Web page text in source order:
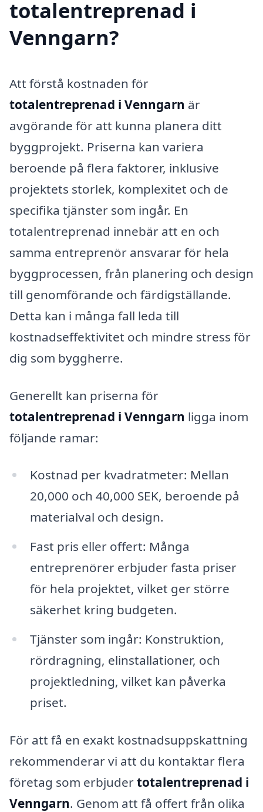
totalentreprenad i
Venngarn?
Att förstå kostnaden för
totalentreprenad i Venngarn är
avgörande för att kunna planera ditt
byggprojekt. Priserna kan variera
beroende på flera faktorer, inklusive
projektets storlek, komplexitet och de
specifika tjänster som ingår. En
totalentreprenad innebär att en och
samma entreprenör ansvarar för hela
byggprocessen, från planering och design
till genomförande och färdigställande.
Detta kan i många fall leda till
kostnadseffektivitet och mindre stress för
dig som byggherre.
Generellt kan priserna för
totalentreprenad i Venngarn ligga inom
följande ramar:
Kostnad per kvadratmeter: Mellan
20,000 och 40,000 SEK, beroende på
materialval och design.
Fast pris eller offert: Många
entreprenörer erbjuder fasta priser
för hela projektet, vilket ger större
säkerhet kring budgeten.
Tjänster som ingår: Konstruktion,
rördragning, elinstallationer, och
projektledning, vilket kan påverka
priset.
För att få en exakt kostnadsuppskattning
rekommenderar vi att du kontaktar flera
företag som erbjudertotalentreprenad i
Venngarn. Genom att få offert från olika